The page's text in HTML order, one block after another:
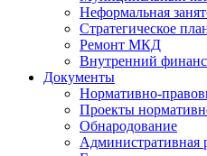
Неформальная
Стратегическое
Ремонт МКД
Внутренний
Документы
Нормативно-
Проекты
Обнародование
Административная